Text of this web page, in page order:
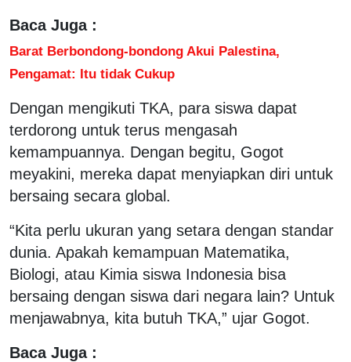
Baca Juga :
Barat Berbondong-bondong Akui Palestina,
Pengamat: Itu tidak Cukup
Dengan mengikuti TKA, para siswa dapat
terdorong untuk terus mengasah
kemampuannya. Dengan begitu, Gogot
meyakini, mereka dapat menyiapkan diri untuk
bersaing secara global.
“Kita perlu ukuran yang setara dengan standar
dunia. Apakah kemampuan Matematika,
Biologi, atau Kimia siswa Indonesia bisa
bersaing dengan siswa dari negara lain? Untuk
menjawabnya, kita butuh TKA,” ujar Gogot.
Baca Juga :